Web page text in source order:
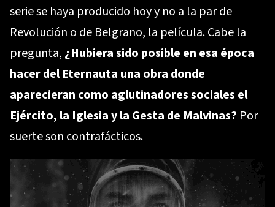
serie se haya producido hoy y no a la par de
Revolución o de Belgrano, la película. Cabe la
pregunta, ¿Hubiera sido posible en esa época
hacer del Eternauta una obra donde
aparecieran como aglutinadores sociales el
Ejército, la Iglesia y la Gesta de Malvinas? Por
suerte son contrafácticos.